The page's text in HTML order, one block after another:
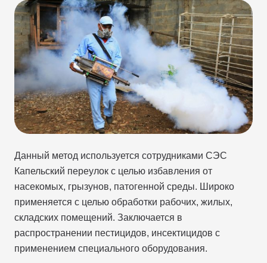
Данный метод используется сотрудниками СЭС
Капельский переулок с целью избавления от
насекомых, грызунов, патогенной среды. Широко
применяется с целью обработки рабочих, жилых,
складских помещений. Заключается в
распространении пестицидов, инсектицидов с
применением специального оборудования.